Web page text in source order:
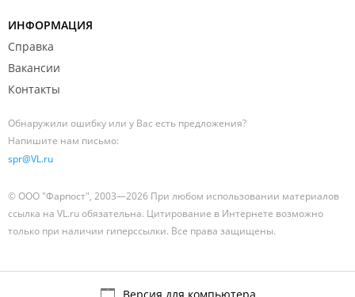
ИНФОРМАЦИЯ
Справка
Вакансии
Контакты
Обнаружили ошибку или у Вас есть предложения?
Напишите нам письмо:
spr@VL.ru
© ООО "Фарпост", 2003—2026 При любом использовании материалов
ссылка на VL.ru обязательна. Цитирование в Интернете возможно
только при наличии гиперссылки. Все права защищены.